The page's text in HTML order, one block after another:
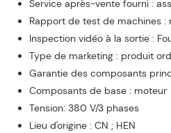
Service après-vente fourni :
Rapport de test de machines :
Inspection vidéo à la sortie :
Type de marketing : produit
Garantie des composants
Composants de base : moteur
Tension: 380 V/3 phases
Lieu d'origine : CN ; HEN